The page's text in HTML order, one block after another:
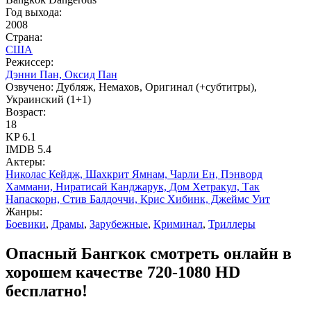
Год выхода:
2008
Страна:
США
Режиссер:
Дэнни Пан, Оксид Пан
Озвучено: Дубляж, Немахов, Оригинал (+субтитры),
Украинский (1+1)
Возраст:
18
KP6.1
IMDB 5.4
Актеры:
Николас Кейдж, Шахкрит Ямнам, Чарли Ен, Пэнворд
Хаммани, Ниратисай Канджарук, Дом Хетракул, Так
Напаскорн, Стив Балдоччи, Крис Хибинк, Джеймс Уит
Жанры:
Боевики, Драмы, Зарубежные, Криминал, Триллеры
Опасный Бангкок смотреть онлайн в
хорошем качестве 720-1080 HD
бесплатно!